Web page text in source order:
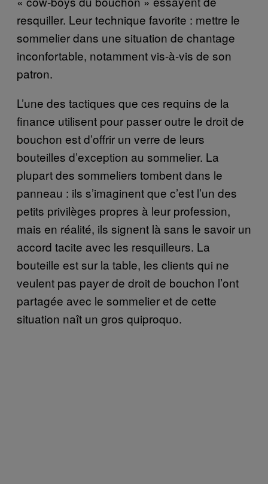
resquiller. Leur technique favorite : mettre le
sommelier dans une situation de chantage
inconfortable, notamment vis-à-vis de son
patron.
L’une des tactiques que ces requins de la
finance utilisent pour passer outre le droit de
bouchon est d’offrir un verre de leurs
bouteilles d’exception au sommelier. La
plupart des sommeliers tombent dans le
panneau : ils s’imaginent que c’est l’un des
petits privilèges propres à leur profession,
mais en réalité, ils signent là sans le savoir un
accord tacite avec les resquilleurs. La
bouteille est sur la table, les clients qui ne
veulent pas payer de droit de bouchon l’ont
partagée avec le sommelier et de cette
situation naît un gros quiproquo.